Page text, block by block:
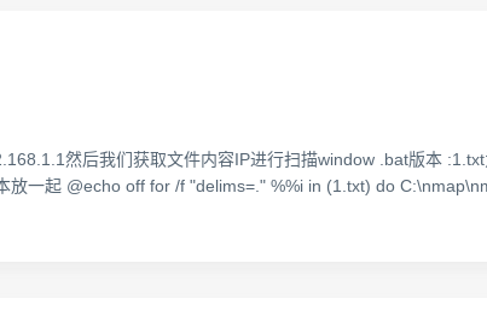
然后我们获取文件内容IP进行扫描window .bat版本
一起 @echo off for /f "delims=." %%i in (1.txt) do